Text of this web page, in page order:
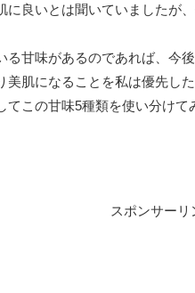
に良いとは聞いていましたが
甘味があるのであれば、今
美肌になることを私は優先し
てこの甘味5種類を使い分けて
スポンサーリ